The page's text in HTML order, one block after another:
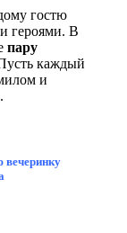
гостю
героями. В
пару
каждый
и
вечеринку